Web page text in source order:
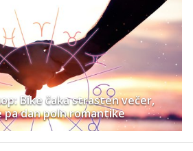
Bike čaka strasten večer,
pa dan poln romantike